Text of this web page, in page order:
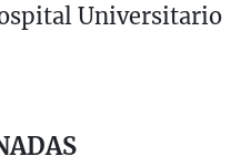
Universitario